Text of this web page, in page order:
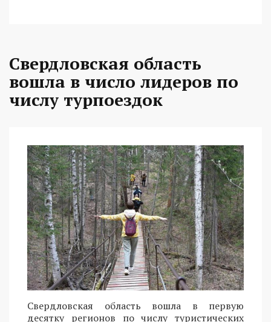
Свердловская область
вошла в число лидеров по
числу турпоездок
Свердловская область вошла в первую
десятку регионов по числу туристических